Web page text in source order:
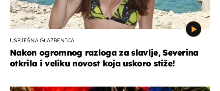
USPJEŠNA GLAZBENICA
Nakon ogromnog razloga za slavlje, Severina
otkrila i veliku novost koja uskoro stiže!